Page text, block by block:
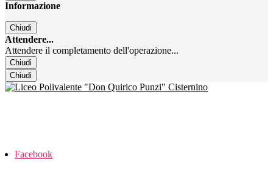
Informazione
Chiudi
Attendere...
Attendere il completamento dell'operazione...
Chiudi
Chiudi
Facebook